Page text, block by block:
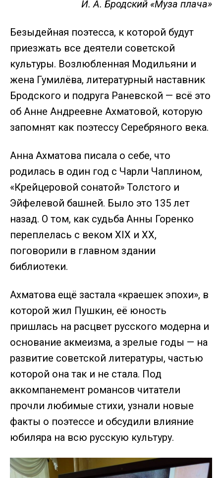
И. А. Бродский «Муза плача»
Безыдейная поэтесса, к которой будут
приезжать все деятели советской
культуры. Возлюбленная Модильяни и
жена Гумилёва, литературный наставник
Бродского и подруга Раневской — всё это
об Анне Андреевне Ахматовой, которую
запомнят как поэтессу Серебряного века.
Анна Ахматова писала о себе, что
родилась в один год с Чарли Чаплином,
«Крейцеровой сонатой» Толстого и
Эйфелевой башней. Было это 135 лет
назад. О том, как судьба Анны Горенко
переплелась с веком XIX и XX,
поговорили в главном здании
библиотеки.
Ахматова ещё застала «краешек эпохи», в
которой жил Пушкин, её юность
пришлась на расцвет русского модерна и
основание акмеизма, а зрелые годы — на
развитие советской литературы, частью
которой она так и не стала. Под
аккомпанемент романсов читатели
прочли любимые стихи, узнали новые
факты о поэтессе и обсудили влияние
юбиляра на всю русскую культуру.